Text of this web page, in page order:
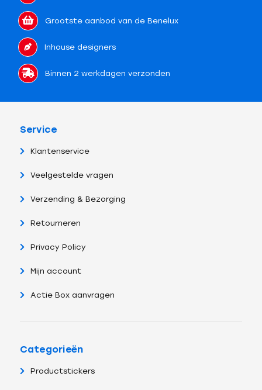
Grootste aanbod van de Benelux
Inhouse designers
Binnen 2 werkdagen verzonden
Service
Klantenservice
Veelgestelde vragen
Verzending & Bezorging
Retourneren
Privacy Policy
Mijn account
Actie Box aanvragen
Categorieën
Productstickers